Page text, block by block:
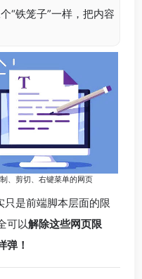
“铁笼子”一样，把内容
、剪切、右键菜单的网页
只是前端脚本层面的限
可以解除这些网页限
弹！